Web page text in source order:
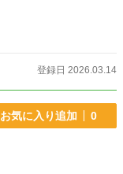
登録日 2026.03.14
お気に入り追加 0